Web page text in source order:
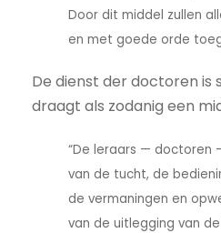
Door dit middel zullen
en met goede orde
De dienst der doctoren is
draagt als zodanig een
“De leraars — doctoren
van de tucht, de
de vermaningen en
van de uitlegging van